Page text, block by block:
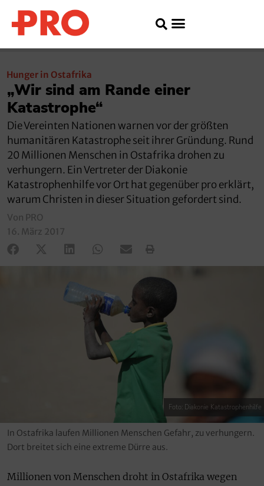
Hunger in Ostafrika
„Wir sind am Rande einer
Katastrophe“
Die Vereinten Nationen warnen vor der größten
humanitären Katastrophe seit ihrer Gründung. Rund
20 Millionen Menschen in Ostafrika drohen zu
verhungern. Ein Vertreter der Diakonie
Katastrophenhilfe vor Ort hat gegenüber pro erklärt,
warum Christen in dieser Situation gefordert sind.
Von PRO
16. März 2017
Foto: Diakonie Katastrophenhilfe
In Ostafrika laufen Millionen Menschen Gefahr, zu verhungern.
Dort breitet sich eine extreme Dürre aus.
Millionen von Menschen droht in Ostafrika wegen